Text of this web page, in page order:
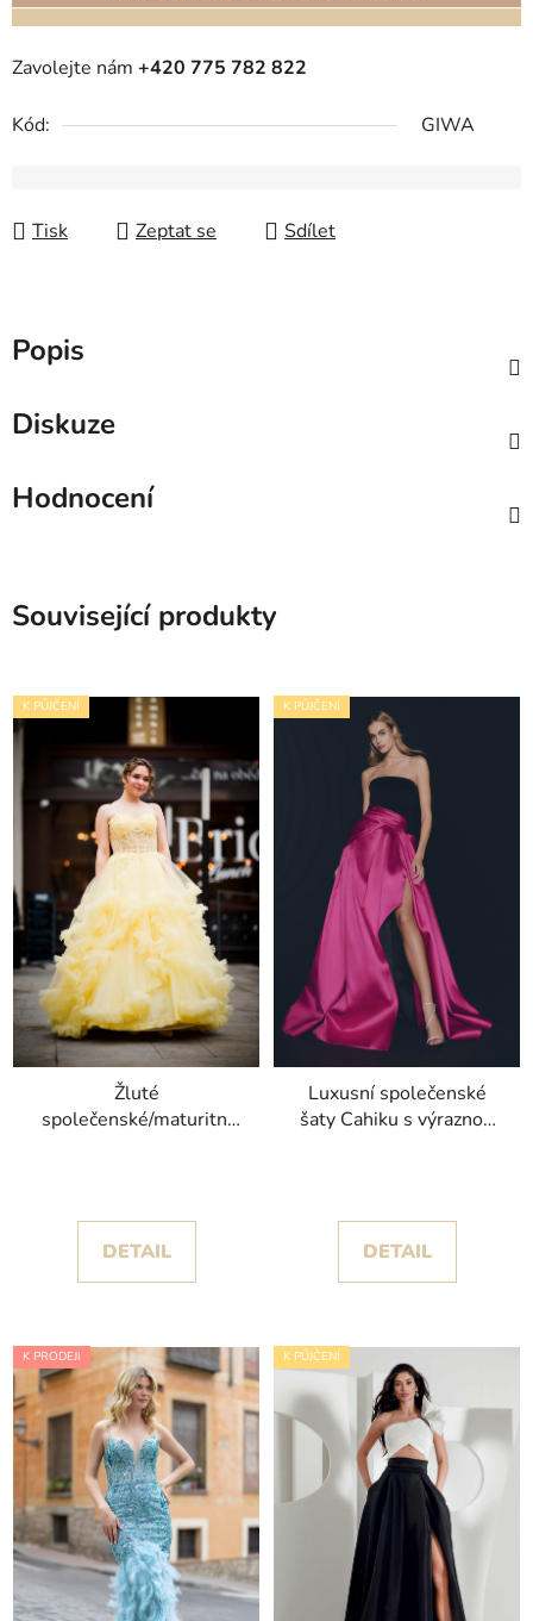
Zavolejte nám +420 775 782 822
Kód: GIWA
Tisk Zeptat se Sdílet
Popis
Diskuze
Hodnocení
Související produkty
K PŮJČENÍ
Žluté
společenské/maturitní
DETAIL
K PŮJČENÍ
Luxusní společenské
šaty Cahiku s výraznou
DETAIL
K PRODEJI K PŮJČENÍ